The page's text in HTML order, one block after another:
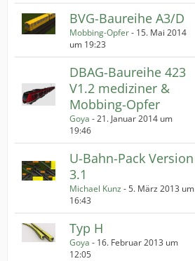
BVG-Baureihe A3/D
Mobbing-Opfer- 15. Mai 2014
um 19:23
DBAG-Baureihe 423
V1.2 mediziner &
Mobbing-Opfer
Goya -21. Januar 2014 um
19:46
U-Bahn-Pack Version
3.1
Michael Kunz -5. März 2013 um
16:43
Typ H
Goya - 16. Februar 2013 um
12:05